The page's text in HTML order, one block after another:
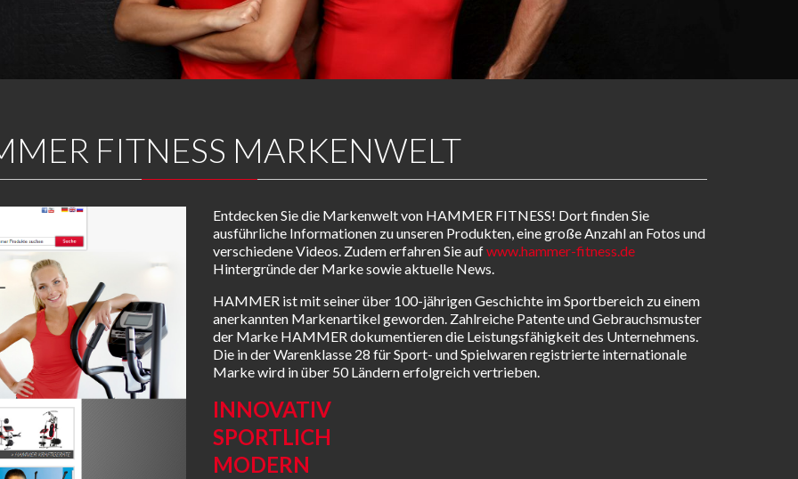
FITNESS MARKENWELT
Entdecken Sie die Markenwelt von HAMMER FITNESS! Dort finden Sie
ausführliche Informationen zu unseren Produkten, eine große Anzahl an Fotos und
verschiedene Videos. Zudem erfahren Sie aufwww.hammer-fitness.de
Hintergründe der Marke sowie aktuelle News.
HAMMER ist mit seiner über 100-jährigen Geschichte im Sportbereich zu einem
anerkannten Markenartikel geworden. Zahlreiche Patente und Gebrauchsmuster
der Marke HAMMER dokumentieren die Leistungsfähigkeit des Unternehmens.
Die in der Warenklasse 28 für Sport- und Spielwaren registrierte internationale
Marke wird in über 50 Ländern erfolgreich vertrieben.
INNOVATIV
SPORTLICH
MODERN